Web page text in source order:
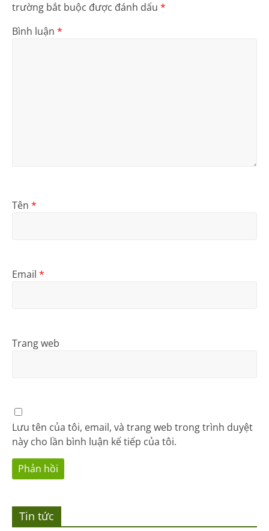
trường bắt buộc được đánh dấu *
Bình luận *
Tên *
Email *
Trang web
Lưu tên của tôi, email, và trang web trong trình duyệt
này cho lần bình luận kế tiếp của tôi.
Tin tức